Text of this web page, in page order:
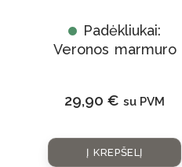
Padėkliukai:
Veronos marmuro
29,90 € su PVM
Į KREPŠELĮ